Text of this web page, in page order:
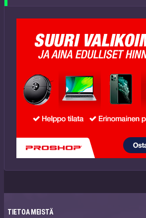
TIETOA MEISTÄ